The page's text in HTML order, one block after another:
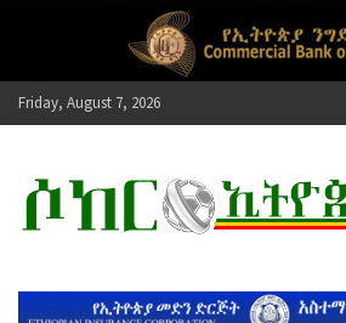
Friday, August 7, 2026
ሶከር ኢትዮጵያ